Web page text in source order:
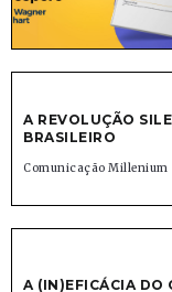
A REVOLUÇÃO
BRASILEIRO
Comunicação Millenium
A (IN)EFICÁCIA DO